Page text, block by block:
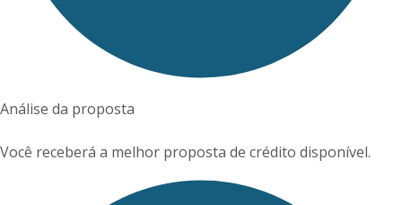
Análise da proposta
Você receberá a melhor proposta de crédito disponível.